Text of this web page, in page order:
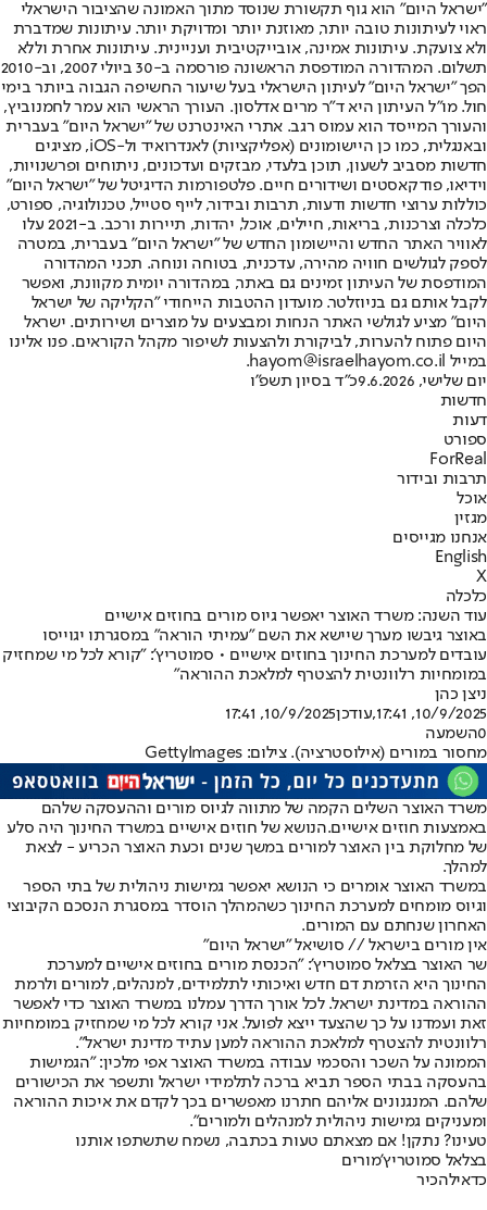
"ישראל היום" הוא גוף תקשורת שנוסד מתוך האמונה שהציבור הישראלי
ראוי לעיתונות טובה יותר, מאוזנת יותר ומדויקת יותר. עיתונות שמדברת
ולא צועקת. עיתונות אמינה, אובייקטיבית ועניינית. עיתונות אחרת וללא
תשלום. המהדורה המודפסת הראשונה פורסמה ב-30 ביולי 2007, וב-2010
הפך "ישראל היום" לעיתון הישראלי בעל שיעור החשיפה הגבוה ביותר בימי
חול. מו"ל העיתון היא ד"ר מרים אדלסון. העורך הראשי הוא עמר לחמנוביץ,
והעורך המייסד הוא עמוס רגב. אתרי האינטרנט של "ישראל היום" בעברית
ובאנגלית, כמו כן היישומונים (אפליקציות) לאנדרואיד ול-iOS, מציגים
חדשות מסביב לשעון, תוכן בלעדי, מבזקים ועדכונים, ניתוחים ופרשנויות,
וידיאו, פודקאסטים ושידורים חיים. פלטפורמות הדיגיטל של "ישראל היום"
כוללות ערוצי חדשות ודעות, תרבות ובידור, לייף סטייל, טכנולוגיה, ספורט,
כלכלה וצרכנות, בריאות, חיילים, אוכל, יהדות, תיירות ורכב. ב-2021 עלו
לאוויר האתר החדש והיישומון החדש של "ישראל היום" בעברית, במטרה
לספק לגולשים חוויה מהירה, עדכנית, בטוחה ונוחה. תכני המהדורה
המודפסת של העיתון זמינים גם באתר, במהדורה יומית מקוונת, ואפשר
לקבל אותם גם בניוזלטר. מועדון ההטבות הייחודי "הקליקה של ישראל
היום" מציע לגולשי האתר הנחות ומבצעים על מוצרים ושירותים. ישראל
היום פתוח להערות, לביקורת ולהצעות לשיפור מקהל הקוראים. פנו אלינו
במייל hayom@israelhayom.co.il.
יום שלישי, 9.6.2026
כ"ד בסיון תשפ"ו
חדשות
דעות
ספורט
ForReal
תרבות ובידור
אוכל
מגזין
אנחנו מגייסים
English
X
כלכלה
עוד השנה: משרד האוצר יאפשר גיוס מורים בחוזים אישיים
באוצר גיבשו מערך שיישא את השם ״עמיתי הוראה״ במסגרתו יגוייסו
עובדים למערכת החינוך בחוזים אישיים • סמוטריץ': "קורא לכל מי שמחזיק
במומחיות רלוונטית להצטרף למלאכת ההוראה"
ניצן כהן
10/9/2025, 17:41
,עודכן10/9/2025, 17:41
0השמעה
מחסור במורים (אילוסטרציה). צילום: GettyImages
משרד האוצר השלים הקמה של מתווה לגיוס מורים וההעסקה שלהם
באמצעות חוזים אישיים.הנושא של חוזים אישיים במשרד החינוך היה סלע
של מחלוקת בין האוצר למורים במשך שנים וכעת האוצר הכריע - לצאת
למהלך.
במשרד האוצר אומרים כי הנושא יאפשר גמישות ניהולית של בתי הספר
וגיוס מומחים למערכת החינוך כשהמהלך הוסדר במסגרת הנסכם הקיבוצי
האחרון שנחתם עם המורים.
אין מורים בישראל // סושיאל "ישראל היום"
שר האוצר בצלאל סמוטריץ': "הכנסת מורים בחוזים אישיים למערכת
החינוך היא הזרמת דם חדש ואיכותי לתלמידים, למנהלים, למורים ולרמת
ההוראה במדינת ישראל. לכל אורך הדרך עמלנו במשרד האוצר כדי לאפשר
זאת ועמדנו על כך שהצעד ייצא לפועל. אני קורא לכל מי שמחזיק במומחיות
רלוונטית להצטרף למלאכת ההוראה למען עתיד מדינת ישראל".
הממונה על השכר והסכמי עבודה במשרד האוצר אפי מלכין: "הגמישות
בהעסקה בבתי הספר תביא ברכה לתלמידי ישראל ותשפר את הכישורים
שלהם. המנגנונים אליהם חתרנו מאפשרים בכך לקדם את איכות ההוראה
ומעניקים גמישות ניהולית למנהלים ולמורים".
טעינו? נתקן! אם מצאתם טעות בכתבה, נשמח שתשתפו אותנו
בצלאל סמוטריץ'מורים
כדאילהכיר